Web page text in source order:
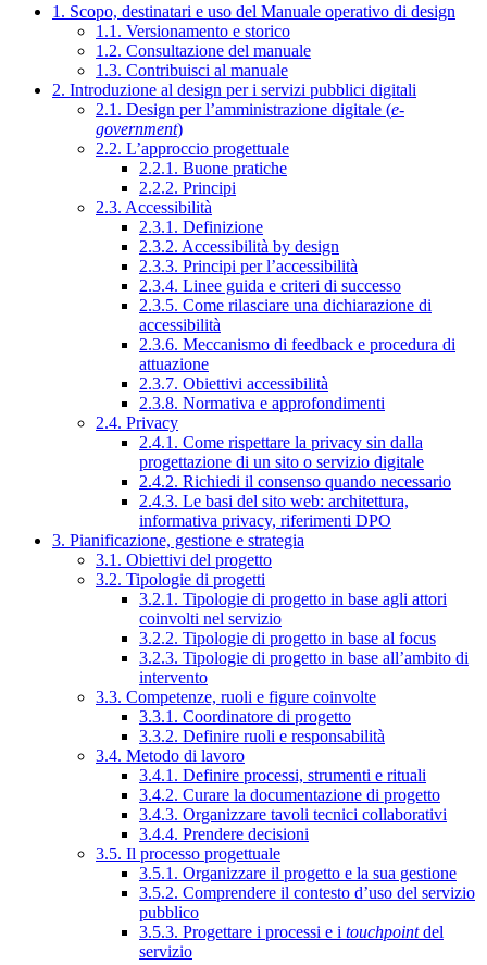
1. Scopo, destinatari e uso del Manuale operativo di design
1.1. Versionamento e storico
1.2. Consultazione del manuale
1.3. Contribuisci al manuale
2. Introduzione al design per i servizi pubblici digitali
2.1. Design per l’amministrazione digitale (e-
government)
2.2. L’approccio progettuale
2.2.1. Buone pratiche
2.2.2. Principi
2.3. Accessibilità
2.3.1. Definizione
2.3.2. Accessibilità by design
2.3.3. Principi per l’accessibilità
2.3.4. Linee guida e criteri di successo
2.3.5. Come rilasciare una dichiarazione di
accessibilità
2.3.6. Meccanismo di feedback e procedura di
attuazione
2.3.7. Obiettivi accessibilità
2.3.8. Normativa e approfondimenti
2.4. Privacy
2.4.1. Come rispettare la privacy sin dalla
progettazione di un sito o servizio digitale
2.4.2. Richiedi il consenso quando necessario
2.4.3. Le basi del sito web: architettura,
informativa privacy, riferimenti DPO
3. Pianificazione, gestione e strategia
3.1. Obiettivi del progetto
3.2. Tipologie di progetti
3.2.1. Tipologie di progetto in base agli attori
coinvolti nel servizio
3.2.2. Tipologie di progetto in base al focus
3.2.3. Tipologie di progetto in base all’ambito di
intervento
3.3. Competenze, ruoli e figure coinvolte
3.3.1. Coordinatore di progetto
3.3.2. Definire ruoli e responsabilità
3.4. Metodo di lavoro
3.4.1. Definire processi, strumenti e rituali
3.4.2. Curare la documentazione di progetto
3.4.3. Organizzare tavoli tecnici collaborativi
3.4.4. Prendere decisioni
3.5. Il processo progettuale
3.5.1. Organizzare il progetto e la sua gestione
3.5.2. Comprendere il contesto d’uso del servizio
pubblico
3.5.3. Progettare i processi e i touchpointdel
servizio